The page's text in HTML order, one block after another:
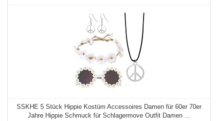
SSKHE 5 Stück Hippie Kostüm Accessoires Damen für 60er 70er
Jahre Hippie Schmuck für Schlagermove Outfit Damen ...